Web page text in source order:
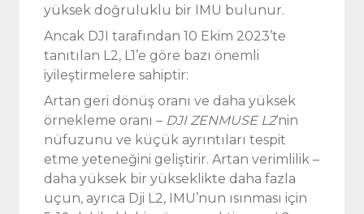
yüksek doğruluklu bir IMU bulunur.
Ancak DJI tarafından 10 Ekim 2023’te
tanıtılan L2, L1’e göre bazı önemli
iyileştirmelere sahiptir:
Artan geri dönüş oranı ve daha yüksek
örnekleme oranı – DJI ZENMUSE L2‘nin
nüfuzunu ve küçük ayrıntıları tespit
etme yeteneğini geliştirir. Artan verimlilik –
daha yüksek bir yükseklikte daha fazla
uçun, ayrıca Dji L2, IMU’nun ısınması için